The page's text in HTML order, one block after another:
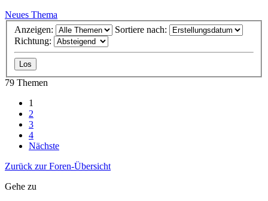
Neues Thema
Anzeigen:
Sortiere nach:
Richtung:
79 Themen
1
2
3
4
Nächste
Zurück zur Foren-Übersicht
Gehe zu